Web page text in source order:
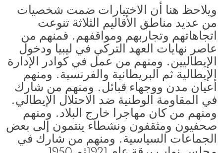
ويلاحظ هنا أن الاختيارات ضمت شخصيات
من عديد مناطق الأقاليم الثلاثة تنوعت
اتجاهاتهم وتجاربهم ومواقفهم. فمنهم من
عاصر نهايات العهد التركي في ليبيا ودخول
الإيطاليين. ومنهم من عمل في كوادر الإدارة
الإيطالية ثم البريطانية والفرنسية. ومنهم
أعيان مدن ووجهاء قبائل. ومنهم من شارك
في المقاومة الوطنية ضد الاحتلال الإيطالي.
ومنهم من كان مهاجرا خارج البلاد. ومنهم
صحفيون ومثقفون ونشطاء ينتمون إلى بعض
الجماعات السياسية. ومنهم من شارك في